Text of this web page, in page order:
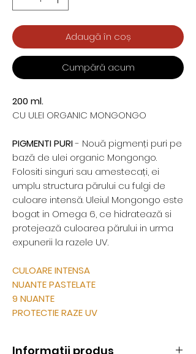
Adaugă în coș
Cumpără acum
200 ml.
CU ULEI ORGANIC MONGONGO
PIGMENTI PURI- Nouă pigmenți puri pe
bază de ulei organic Mongongo.
Folositi singuri sau amestecați, ei
umplu structura părului cu fulgi de
culoare intensă. Uleiul Mongongo este
bogat in Omega 6, ce hidratează si
protejează culoarea părului in urma
expunerii la razele UV.
CULOARE INTENSA
NUANTE PASTELATE
9 NUANTE
PROTECTIE RAZE UV
Informații produs